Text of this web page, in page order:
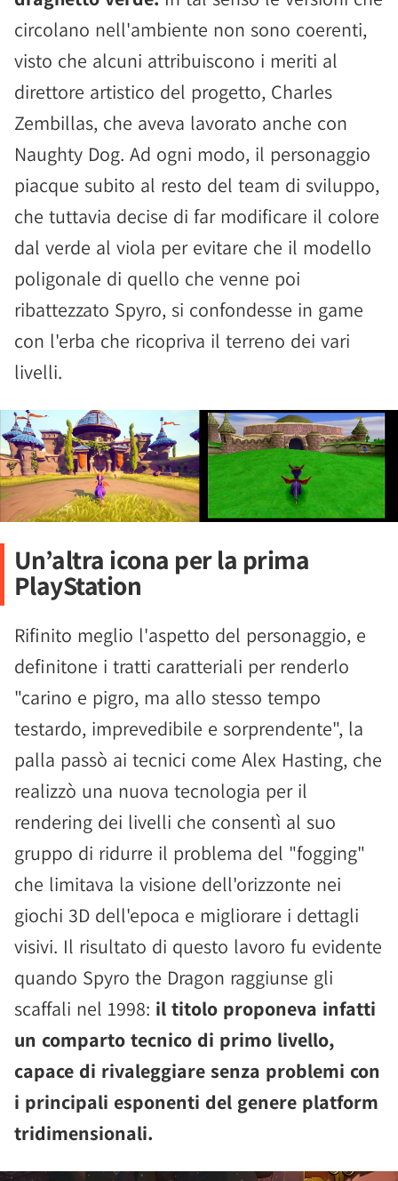
circolano nell'ambiente non sono coerenti,
visto che alcuni attribuiscono i meriti al
direttore artistico del progetto, Charles
Zembillas, che aveva lavorato anche con
Naughty Dog. Ad ogni modo, il personaggio
piacque subito al resto del team di sviluppo,
che tuttavia decise di far modificare il colore
dal verde al viola per evitare che il modello
poligonale di quello che venne poi
ribattezzato Spyro, si confondesse in game
con l'erba che ricopriva il terreno dei vari
livelli.
Un’altra icona per la prima
PlayStation
Rifinito meglio l'aspetto del personaggio, e
definitone i tratti caratteriali per renderlo
"carino e pigro, ma allo stesso tempo
testardo, imprevedibile e sorprendente", la
palla passò ai tecnici come Alex Hasting, che
realizzò una nuova tecnologia per il
rendering dei livelli che consentì al suo
gruppo di ridurre il problema del "fogging"
che limitava la visione dell'orizzonte nei
giochi 3D dell'epoca e migliorare i dettagli
visivi. Il risultato di questo lavoro fu evidente
quando Spyro the Dragon raggiunse gli
scaffali nel 1998: il titolo proponeva infatti
un comparto tecnico di primo livello,
capace di rivaleggiare senza problemi con
i principali esponenti del genere platform
tridimensionali.